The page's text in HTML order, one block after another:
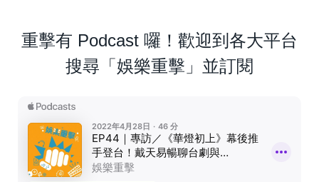
重擊有 Podcast 囉！歡迎到各大平台
搜尋「娛樂重擊」並訂閱